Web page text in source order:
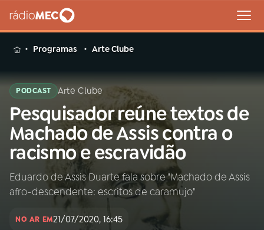
MENU
Buscar
na
Rádio
MEC
Buscar
Início AO VIVO
INÍCIO
Programas Arte Clube
PODCAST Arte Clube
Pesquisador reúne textos de
Machado de Assis contra o
racismo e escravidão
Eduardo de Assis Duarte fala sobre "Machado de Assis
afro-descendente: escritos de caramujo"
NO AR EM21/07/2020, 16:45